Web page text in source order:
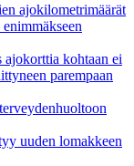
ajokilometrimäärät
kohtaan ei
parempaan
uuden lomakkeen